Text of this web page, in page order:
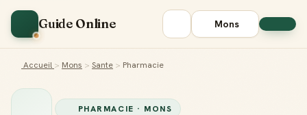
Guide Online Mons
Accueil > Mons > Sante > Pharmacie
PHARMACIE · MONS